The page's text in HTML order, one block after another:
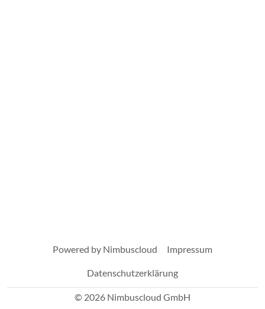
Powered by Nimbuscloud Impressum
Datenschutzerklärung
© 2026 Nimbuscloud GmbH